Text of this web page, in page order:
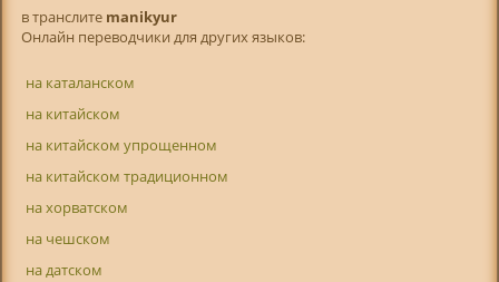
в транслитe manikyur
Онлайн переводчики для других языков:
на каталанском
на китайском
на китайском упрощенном
на китайском традиционном
на хорватском
на чешском
на датском